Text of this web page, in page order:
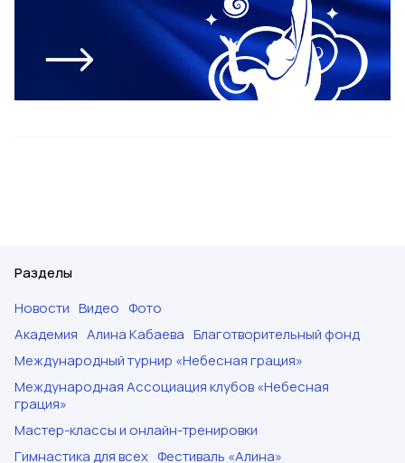
Разделы
Новости Видео Фото
Академия Алина Кабаева Благотворительный фонд
Международный турнир «Небесная грация»
Международная Ассоциация клубов «Небесная
грация»
Мастер-классы и онлайн-тренировки
Гимнастика для всех Фестиваль «Алина»